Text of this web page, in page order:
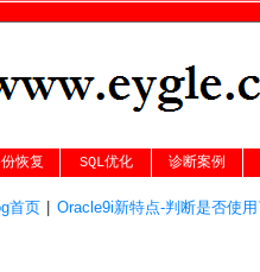
恢复 SQL优化 诊断案例
首页| Oracle9i新特点-判断是否使